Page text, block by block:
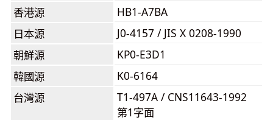
香港源
HB1-A7BA
日本源
J0-4157 / JIS X 0208-1990
朝鮮源
KP0-E3D1
韓國源
K0-6164
台灣源
T1-497A / CNS11643-1992
第1字面